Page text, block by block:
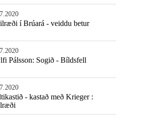
í Brúará - veiddu betur
Pálsson: Sogið - Bíldsfell
- kastað með Krieger :